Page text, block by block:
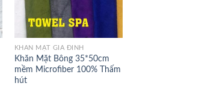
KHĂN MẶT GIA ĐÌNH
Khăn Mặt Bông 35*50cm
mềm Microfiber 100% Thấm
hút